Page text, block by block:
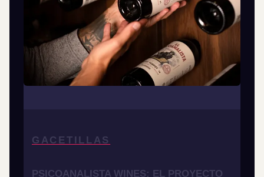
GACETILLAS
PSICOANALISTA WINES: EL PROYECTO